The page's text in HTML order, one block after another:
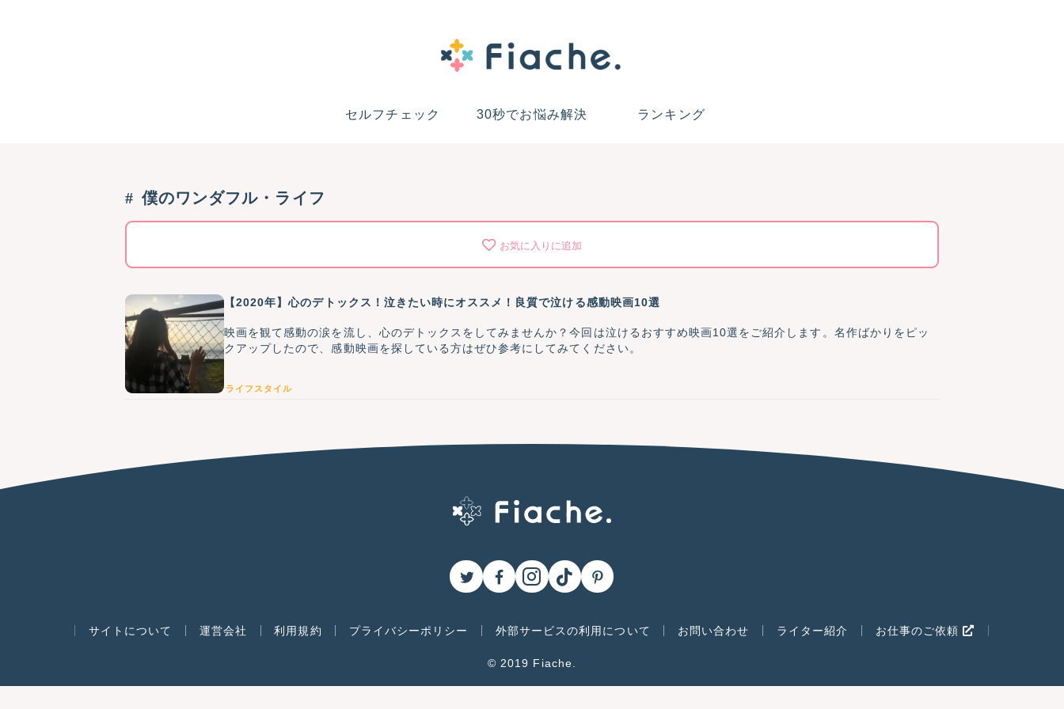
セルフチェック 30秒でお悩み解決 ランキング
僕のワンダフル・ライフ
お気に入りに追加
【2020年】心のデトックス！泣きたい時にオススメ！良質で泣ける感動映画10選
映画を観て感動の涙を流し、心のデトックスをしてみませんか？今回は泣けるおすすめ映画10選をご紹介します。名作ばかりをピッ
クアップしたので、感動映画を探している方はぜひ参考にしてみてください。
ライフスタイル
サイトについて 運営会社 利用規約 プライバシーポリシー 外部サービスの利用について お問い合わせ ライター紹介 お仕事のご依頼
© 2019 Fiache.